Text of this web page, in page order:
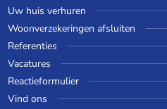
Uw huis verhuren
Woonverzekeringen afsluiten
Referenties
Vacatures
Reactieformulier
Vind ons